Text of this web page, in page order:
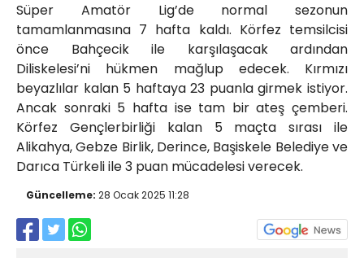
Süper Amatör Lig’de normal sezonun
tamamlanmasına 7 hafta kaldı. Körfez temsilcisi
önce Bahçecik ile karşılaşacak ardından
Diliskelesi’ni hükmen mağlup edecek. Kırmızı
beyazlılar kalan 5 haftaya 23 puanla girmek istiyor.
Ancak sonraki 5 hafta ise tam bir ateş çemberi.
Körfez Gençlerbirliği kalan 5 maçta sırası ile
Alikahya, Gebze Birlik, Derince, Başiskele Belediye ve
Darıca Türkeli ile 3 puan mücadelesi verecek.
Güncelleme: 28 Ocak 2025 11:28